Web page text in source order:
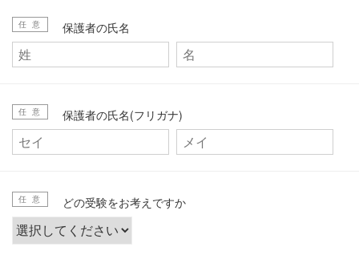
保護者の氏名
任 意
保護者の氏名(フリガナ)
任 意
どの受験をお考えですか
任 意